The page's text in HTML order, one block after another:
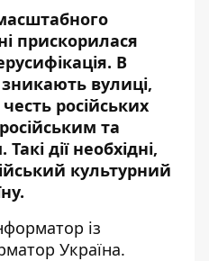
прискорилася
В
зникають вулиці,
російських
та
дії необхідні,
культурний
із
Україна.